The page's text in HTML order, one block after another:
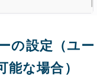
の設定（ユー
な場合）